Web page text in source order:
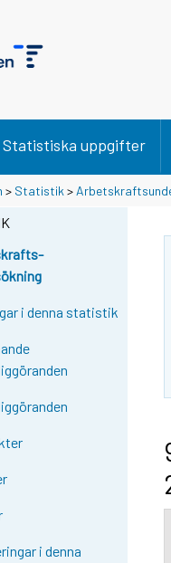
Statistiska uppgifter
> Statistik >
i denna statistik
i denna